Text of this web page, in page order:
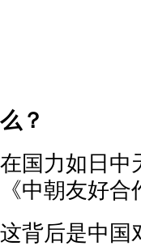
么？
在国力如日中
《中朝友好
这背后是中国